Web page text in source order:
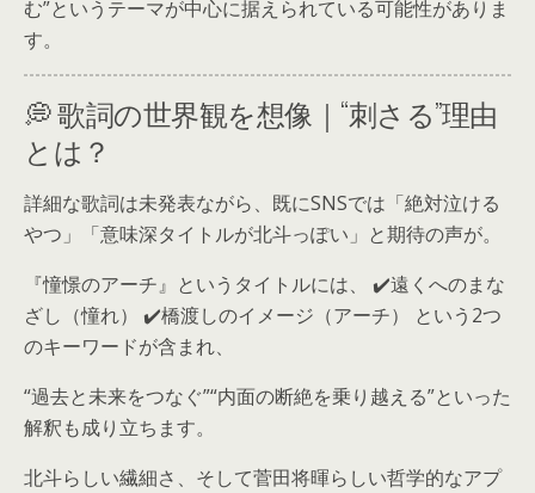
む”というテーマが中心に据えられている可能性がありま
す。
💭 歌詞の世界観を想像｜“刺さる”理由
とは？
詳細な歌詞は未発表ながら、既にSNSでは「絶対泣ける
やつ」「意味深タイトルが北斗っぽい」と期待の声が。
『憧憬のアーチ』というタイトルには、 ✔️遠くへのまな
ざし（憧れ） ✔️橋渡しのイメージ（アーチ） という2つ
のキーワードが含まれ、
“過去と未来をつなぐ”“内面の断絶を乗り越える”といった
解釈も成り立ちます。
北斗らしい繊細さ、そして菅田将暉らしい哲学的なアプ